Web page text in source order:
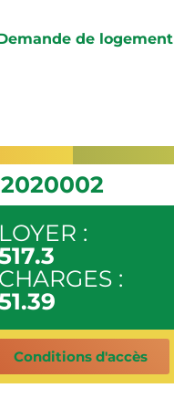
de logement
LOYER :
CHARGES :
Conditions d'accès